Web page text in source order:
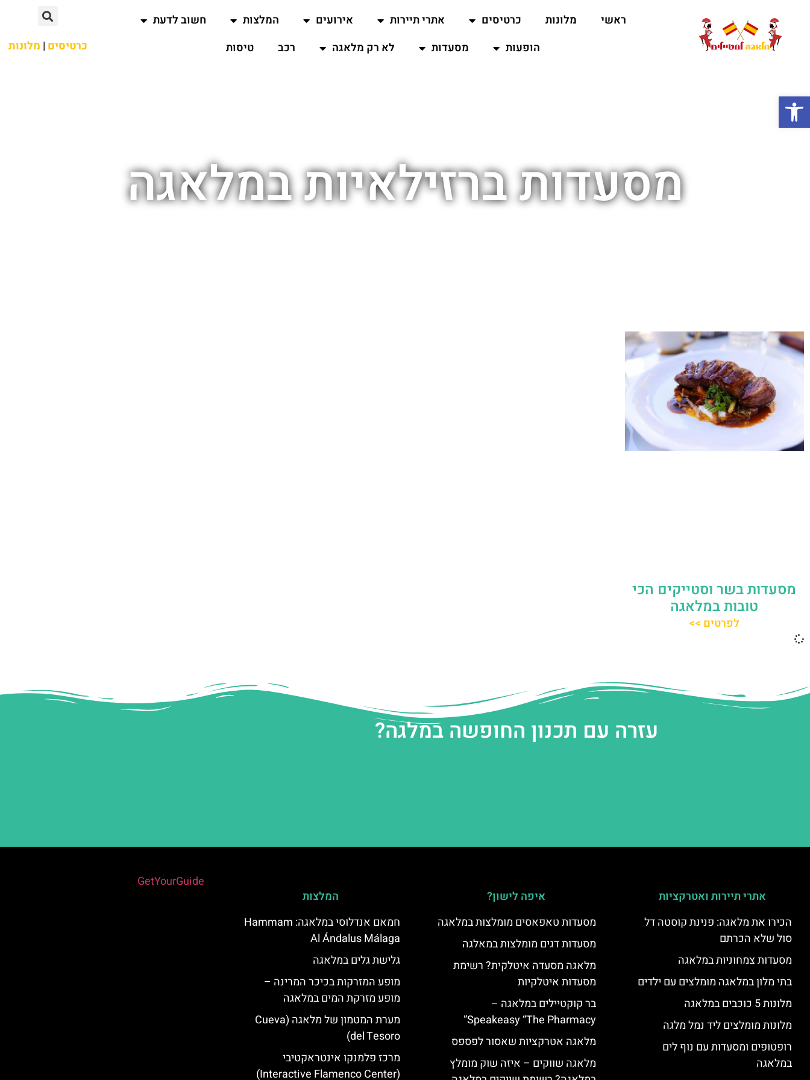
ראשי מלונות כרטיסים אתרי תיירות אירועים המלצות
חשוב לדעת
הופעות
מסעדות לא רק מלאגה רכב טיסות כרטיסים | מלונות
מסעדות ברזילאיות במלאגה
מסעדות בשר וסטייקים הכי
טובות במלאגה
לפרטים >>
עזרה עם תכנון החופשה במלגה?
אתרי תיירות ואטרקציות
הכירו את מלאגה: פנינת קוסטה דל
סול שלא הכרתם
מסעדות צמחוניות במלאגה
בתי מלון במלאגה מומלצים עם ילדים
מלונות 5 כוכבים במלאגה
מלונות מומלצים ליד נמל מלגה
רופטופים ומסעדות עם נוף לים
במלאגה
איפה לישון?
מסעדות טאפאסים מומלצות במלאגה
מסעדות דגים מומלצות במאלגה
מלאגה מסעדה איטלקית? רשימת
מסעדות איטלקיות
בר קוקטיילים במלאגה –
Speakeasy “The Pharmacy”
מלאגה אטרקציות שאסור לפספס
מלאגה שווקים – איזה שוק מומלץ
המלצות
חמאם אנדלוסי במלאגה: Hammam
Al Ándalus Málaga
גלישת גלים במלאגה
מופע המזרקות בכיכר המרינה –
מופע מזרקת המים במלאגה
מערת המטמון של מלאגה (Cueva
del Tesoro)
מרכז פלמנקו אינטראקטיבי
(Interactive Flamenco Center)
GetYourGuide
פתח סרגל נגישות